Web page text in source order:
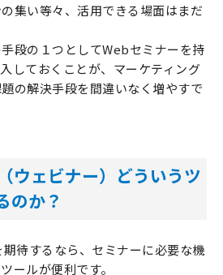
集い等々、活用できる場面はまだ
段の１つとしてWebセミナーを持
しておくことが、マーケティング
の解決手段を間違いなく増やすで
ウェビナー）どういうツ
のか？
待するなら、セミナーに必要な機
ールが便利です。